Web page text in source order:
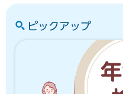
ピックアップ